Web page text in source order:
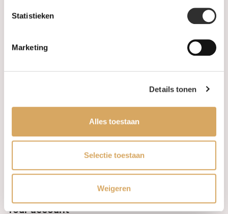
Statistieken
Marketing
Details tonen
Alles toestaan
Selectie toestaan
Weigeren
Leveringsvoorwaarden
Privacy Policy
Your account